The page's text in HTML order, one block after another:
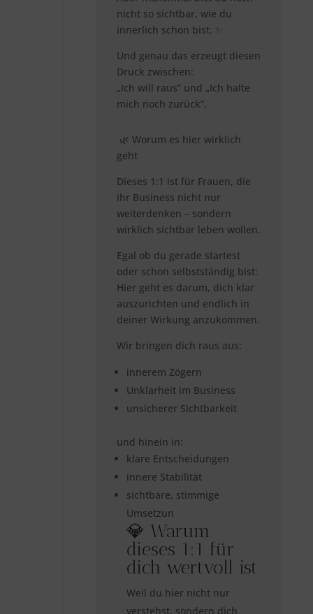
nicht so sichtbar, wie du
innerlich schon bist. ✨
Und genau das erzeugt diesen
Druck zwischen:
„Ich will raus“und „Ich halte
mich noch zurück“.
🌿 Worum es hier wirklich
geht
Dieses 1:1 ist für Frauen, die
ihr Business nicht nur
weiterdenken – sondern
wirklich sichtbar leben wollen.
Egal ob du gerade startest
oder schon selbstständig bist:
Hier geht es darum, dich klar
auszurichten und endlich in
deiner Wirkung anzukommen.
Wir bringen dich raus aus:
innerem Zögern
Unklarheit im Business
unsicherer Sichtbarkeit
und hinein in:
klare Entscheidungen
innere Stabilität
sichtbare, stimmige
Umsetzun
💎 Warum
dieses 1:1 für
dich wertvoll ist
Weil du hier nicht nur
verstehst, sondern dich